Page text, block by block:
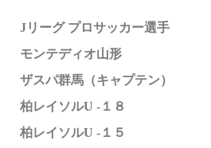
Jリーグ プロサッカー選手
モンテディオ山形
ザスパ群馬（キャプテン）
柏レイソルU -１８
柏レイソルU -１５